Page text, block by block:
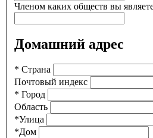
Членом каких обществ вы
Домашний адрес
* Страна
Почтовый индекс
* Город
Область
*Улица
*Дом